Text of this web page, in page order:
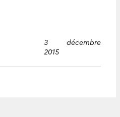
3 décembre
2015